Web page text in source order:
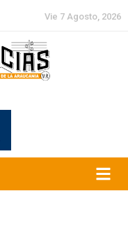
Vie 7 Agosto, 2026